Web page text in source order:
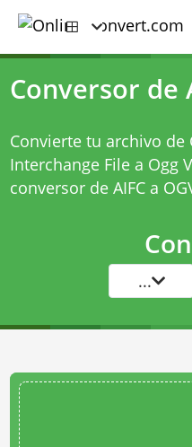
Conversor de
Convierte tu archivo de
Interchange File a Ogg
conversor de AIFC a
...